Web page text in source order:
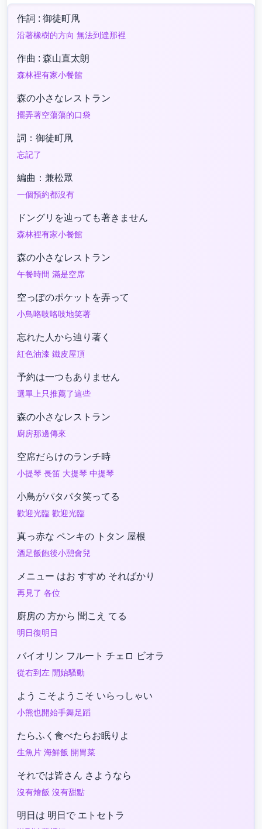
作詞 : 御徒町凧
沿著橡樹的方向 無法到達那裡
作曲 : 森山直太朗
森林裡有家小餐館
森の小さなレストラン
擺弄著空蕩蕩的口袋
詞：御徒町凧
忘記了
編曲：兼松眾
一個預約都沒有
ドングリを辿っても著きません
森林裡有家小餐館
森の小さなレストラン
午餐時間 滿是空席
空っぽのポケットを弄って
小鳥咯吱咯吱地笑著
忘れた人から辿り著く
紅色油漆 鐵皮屋頂
予約は一つもありません
選單上只推薦了這些
森の小さなレストラン
廚房那邊傳來
空席だらけのランチ時
小提琴 長笛 大提琴 中提琴
小鳥がパタパタ笑ってる
歡迎光臨 歡迎光臨
真っ赤な ペンキの トタン 屋根
酒足飯飽後小憩會兒
メニュー はお すすめ そればかり
再見了 各位
廚房の 方から 聞こえ てる
明日復明日
バイオリン フルート チェロ ビオラ
從右到左 開始騷動
よう こそようこそ いらっしゃい
小熊也開始手舞足蹈
たらふく食べたらお眠りよ
生魚片 海鮮飯 開胃菜
それでは皆さん さようなら
沒有燴飯 沒有甜點
明日は 明日で エトセトラ